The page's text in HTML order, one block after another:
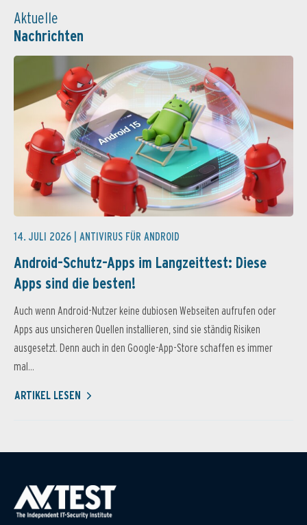
Aktuelle
Nachrichten
14. JULI 2026 | ANTIVIRUS FÜR ANDROID
Android-Schutz-Apps im Langzeittest: Diese
Apps sind die besten!
Auch wenn Android-Nutzer keine dubiosen Webseiten aufrufen oder
Apps aus unsicheren Quellen installieren, sind sie ständig Risiken
ausgesetzt. Denn auch in den Google-App-Store schaffen es immer
mal...
ARTIKEL LESEN